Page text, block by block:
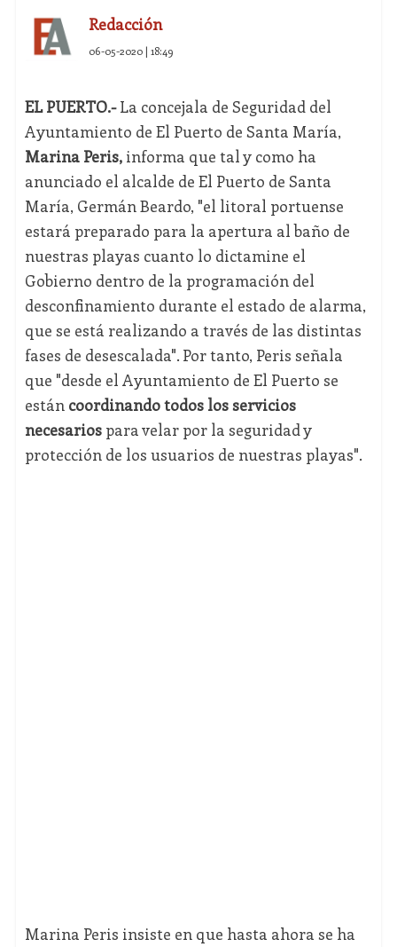
Redacción
06-05-2020 | 18:49
EL PUERTO.-La concejala de Seguridad del
Ayuntamiento de El Puerto de Santa María,
Marina Peris,informa que tal y como ha
anunciado el alcalde de El Puerto de Santa
María, Germán Beardo, "el litoral portuense
estará preparado para la apertura al baño de
nuestras playas cuanto lo dictamine el
Gobierno dentro de la programación del
desconfinamiento durante el estado de alarma,
que se está realizando a través de las distintas
fases de desescalada". Por tanto, Peris señala
que "desde el Ayuntamiento de El Puerto se
están coordinando todos los servicios
necesariospara velar por la seguridad y
protección de los usuarios de nuestras playas".
Marina Peris insiste en que hasta ahora se ha